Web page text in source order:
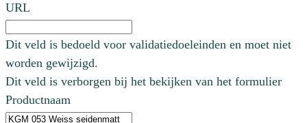
URL
Dit veld is bedoeld voor validatiedoeleinden en moet niet
worden gewijzigd.
Dit veld is verborgen bij het bekijken van het formulier
Productnaam